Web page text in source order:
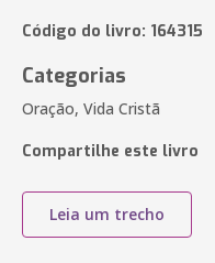
Código do livro: 164315
Categorias
Oração, Vida Cristã
Compartilhe este livro
Leia um trecho